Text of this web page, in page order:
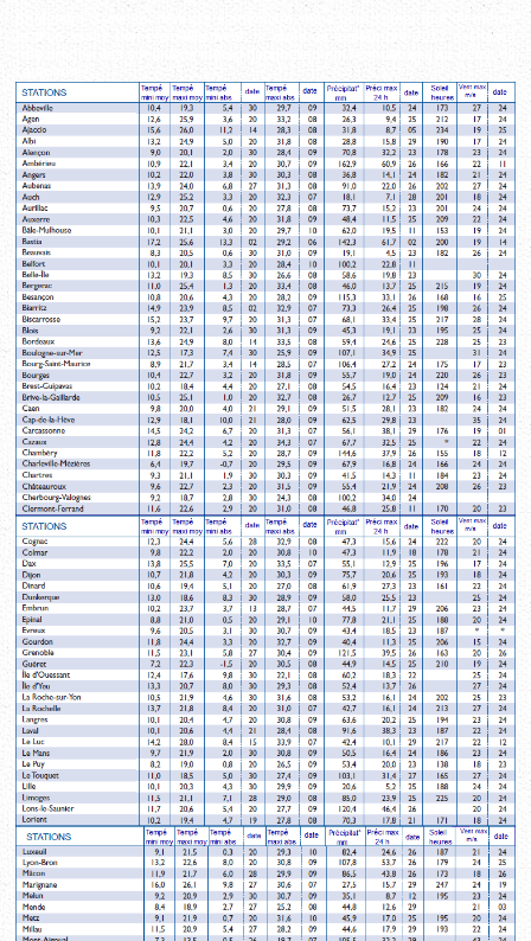
et d'un assez bon ensoleillement, le mois de septembre 2012 est resté